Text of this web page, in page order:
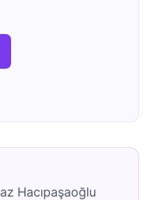
Hacıpaşaoğlu